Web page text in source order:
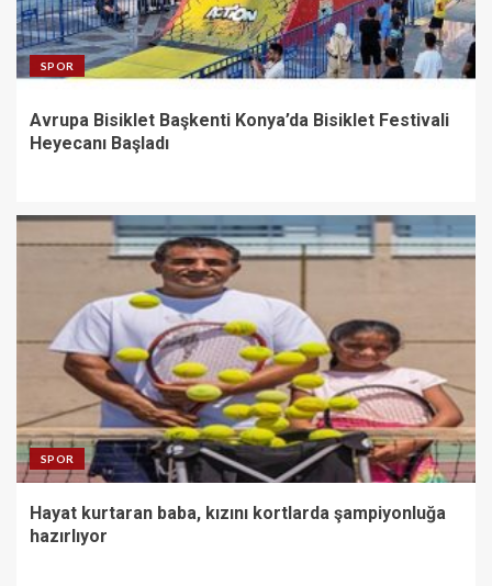
SPOR
Avrupa Bisiklet Başkenti Konya’da Bisiklet Festivali
Heyecanı Başladı
SPOR
Hayat kurtaran baba, kızını kortlarda şampiyonluğa
hazırlıyor